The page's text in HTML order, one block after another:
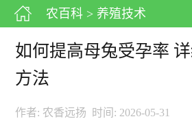
农百科 > 养殖技术
如何提高母兔受孕率
方法
作者: 农香远扬 时间: 2026-05-31